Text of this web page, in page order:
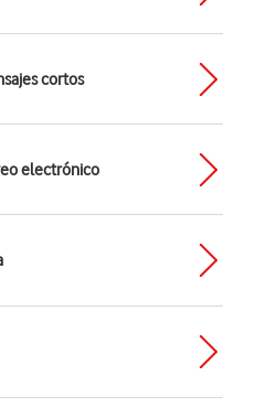
cortos
electrónico